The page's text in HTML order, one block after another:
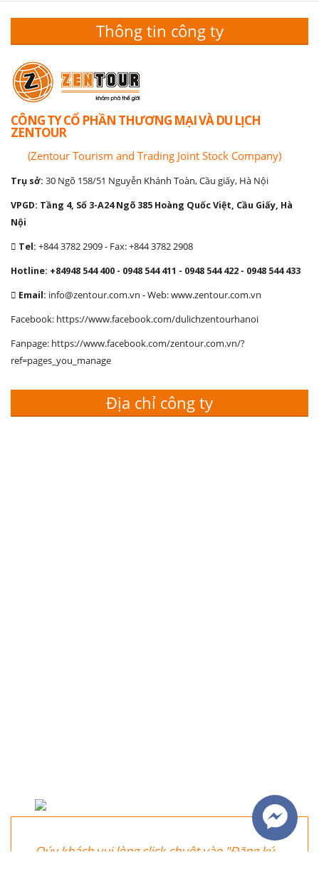
Ms Tạ Ngoan: 0988 435 722
Thông tin công ty
CÔNG TY CỔ PHẦN THƯƠNG MẠI VÀ DU LỊCH
(Zentour Tourism and Trading Joint Stock Company)
Trụ sở:30 Ngõ 158/51 Nguyễn Khánh Toàn, Cầu giấy, Hà Nội
VPGD: Tầng 4, Số 3-A24 Ngõ 385 Hoàng Quốc Việt, Cầu Giấy, Hà
Email:info@zentour.com.vn
Fanpage: https://www.facebook.com/zentour.com.vn/?